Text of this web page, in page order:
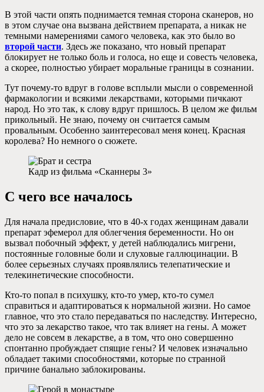
В этой части опять поднимается темная сторона сканеров, но
в этом случае она вызвана действием препарата, а никак не
темными намерениями самого человека, как это было во
второй части. Здесь же показано, что новый препарат
блокирует не только боль и голоса, но еще и совесть человека,
а скорее, полностью убирает моральные границы в сознании.
Тут почему-то вдруг в голове всплыли мысли о современной
фармакологии и всякими лекарствами, которыми пичкают
народ. Но это так, к слову вдруг пришлось. В целом же фильм
прикольный. Не знаю, почему он считается самым
провальным. Особенно заинтересовал меня конец. Красная
королева? Но немного о сюжете.
Кадр из фильма «Сканнеры 3»
С чего все началось
Для начала предисловие, что в 40-х годах женщинам давали
препарат эфемерол для облегчения беременности. Но он
вызвал побочный эффект, у детей наблюдались мигрени,
постоянные головные боли и слуховые галлюцинации. В
более серьезных случаях проявлялись телепатические и
телекинетические способности.
Кто-то попал в психушку, кто-то умер, кто-то сумел
справиться и адаптироваться к нормальной жизни. Но самое
главное, что это стало передаваться по наследству. Интересно,
что это за лекарство такое, что так влияет на гены. А может
дело не совсем в лекарстве, а в том, что оно совершенно
спонтанно пробуждает спящие гены? И человек изначально
обладает такими способностями, которые по странной
причине банально заблокированы.